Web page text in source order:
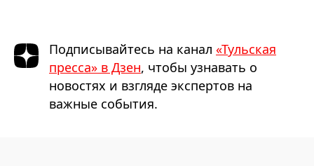
Подписывайтесь на канал «Тульская
пресса» в Дзен, чтобы узнавать о
новостях и взгляде экспертов на
важные события.